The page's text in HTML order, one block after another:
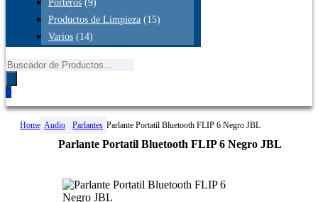
Porteros (9)
Productos de Limpieza (15)
Varios (14)
Búsqueda
de
productos
0
Home Audio Parlantes Parlante Portatil Bluetooth FLIP 6 Negro JBL
Parlante Portatil Bluetooth FLIP 6 Negro JBL